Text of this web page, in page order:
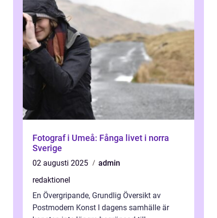
Fotograf i Umeå: Fånga livet i norra
Sverige
02 augusti 2025
admin
redaktionel
En Övergripande, Grundlig Översikt av
Postmodern Konst I dagens samhälle är